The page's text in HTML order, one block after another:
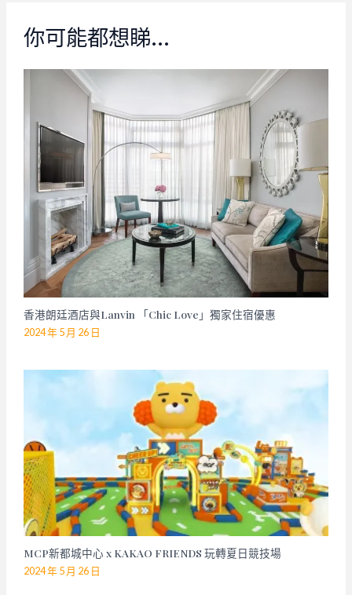
你可能都想睇…
香港朗廷酒店與Lanvin 「Chic Love」獨家住宿優惠
2024 年 5 月 26 日
MCP新都城中心 x KAKAO FRIENDS 玩轉夏日競技場
2024 年 5 月 26 日